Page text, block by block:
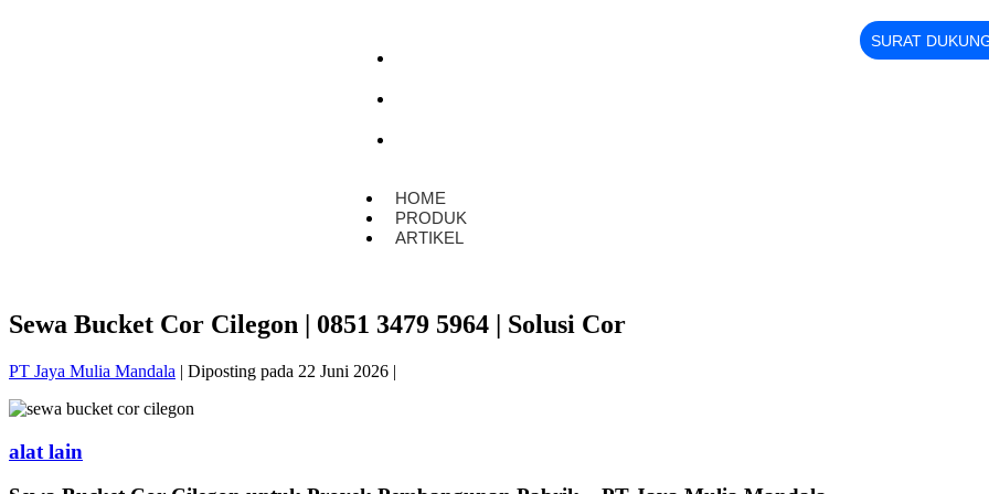
HOME
PRODUK
ARTIKEL
SURAT
Sewa Bucket Cor Cilegon | 0851 3479 5964 | Solusi Cor
PT Jaya Mulia Mandala | Diposting pada 22 Juni 2026 |
alat lain